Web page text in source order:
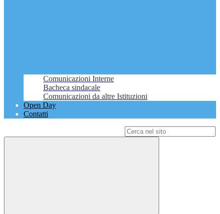
Comunicazioni Interne
Bacheca sindacale
Comunicazioni da altre Istituzioni
Open Day
Contatti